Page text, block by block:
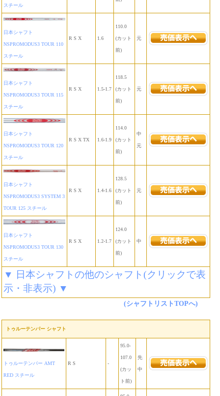
スチール
日本シャフト
NSPROMODUS3 TOUR 110
スチール
R S X 1.6
110.0
(カット
前)
元
日本シャフト
NSPROMODUS3 TOUR 115
スチール
R S X 1.5-1.7
118.5
(カット
前)
元
日本シャフト
NSPROMODUS3 TOUR 120
スチール
R S X TX 1.6-1.9
114.0
(カット
前)
中
元
日本シャフト
NSPROMODUS3 SYSTEM 3
TOUR 125 スチール
R S X 1.4-1.6
128.5
(カット
前)
元
日本シャフト
NSPROMODUS3 TOUR 130
スチール
R S X 1.2-1.7
124.0
(カット
前)
中
▼ 日本シャフトの他のシャフト(クリックで表
示・非表示) ▼
(シャフトリストTOPへ)
トゥルーテンパー シャフト
トゥルーテンパー AMT
RED スチール
R S -
95.0-
107.0
(カッ
ト前)
先
中